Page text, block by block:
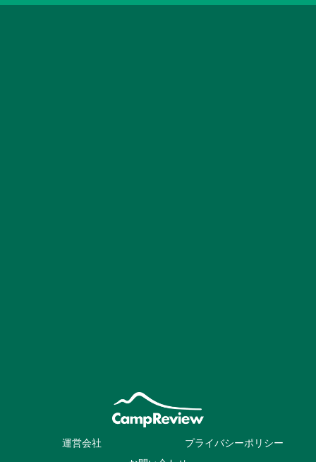
運営会社
プライバシーポリシー